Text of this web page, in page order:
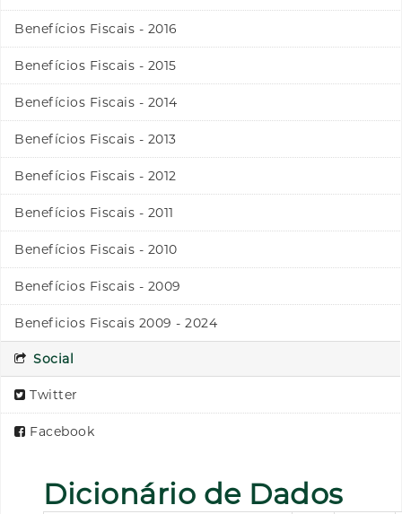
Benefícios Fiscais - 2016
Benefícios Fiscais - 2015
Benefícios Fiscais - 2014
Benefícios Fiscais - 2013
Benefícios Fiscais - 2012
Benefícios Fiscais - 2011
Benefícios Fiscais - 2010
Benefícios Fiscais - 2009
Beneficios Fiscais 2009 - 2024
Social
Twitter
Facebook
Dicionário de Dados